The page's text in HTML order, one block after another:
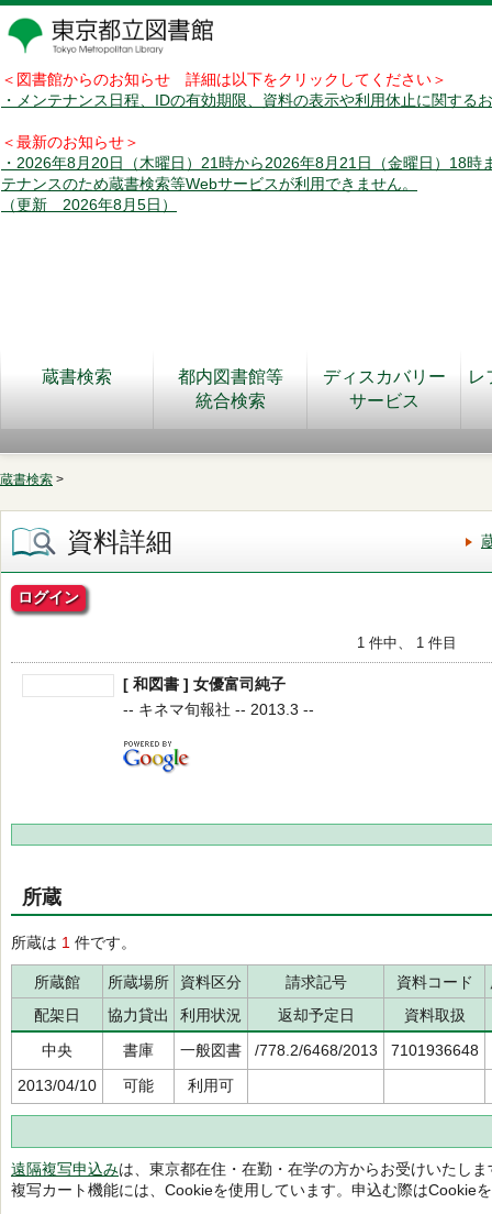
＜図書館からのお知らせ 詳細は以下をクリックしてください＞
・メンテナンス日程、IDの有効期限、資料の表示や利用休止に関する
＜最新のお知らせ＞
・2026年8月20日（木曜日）21時から2026年8月21日（金曜日）18時
テナンスのため蔵書検索等Webサービスが利用できません。
（更新 2026年8月5日）
蔵書検索
都内図書館等
統合検索
ディスカバリー
サービス
レ
蔵書検索 >
資料詳細
ログイン
1 件中、 1 件目
[ 和図書 ] 女優富司純子
-- キネマ旬報社 -- 2013.3 --
所蔵
所蔵は 1 件です。
所蔵館 所蔵場所 資料区分 請求記号 資料コード
配架日
協力貸出 利用状況 返却予定日
資料取扱
中央
書庫 一般図書 /778.2/6468/2013
7101936648
2013/04/10
可能 利用可
遠隔複写申込みは、東京都在住・在勤・在学の方からお受けいたしま
複写カート機能には、Cookieを使用しています。申込む際はCookie